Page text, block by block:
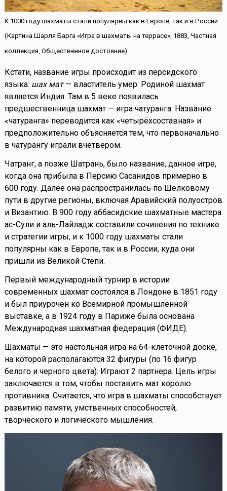
К 1000 году шахматы стали популярны как в Европе, так и в России
(Картина Шарля Барга «Игра в шахматы на террасе», 1883, Частная
коллекция, Общественное достояние)
Кстати, название игры происходит из персидского
языка: шах мат— властитель умер. Родиной шахмат
является Индия. Там в 5 веке появилась
предшественница шахмат — игра чатуранга. Название
«чатуранга» переводится как «четырёхсоставная» и
предположительно объясняется тем, что первоначально
в чатурангу играли вчетвером.
Чатранг, а позже Шатрань, было название, данное игре,
когда она прибыла в Персию Сасанидов примерно в
600 году. Далее она распространилась по Шелковому
пути в другие регионы, включая Аравийский полуостров
и Византию. В 900 году аббасидские шахматные мастера
ас-Сули и аль-Лайладж составили сочинения по технике
и стратегии игры, и к 1000 году шахматы стали
популярны как в Европе, так и в России, куда они
пришли из Великой Степи.
Первый международный турнир в истории
современных шахмат состоялся в Лондоне в 1851 году
и был приурочен ко Всемирной промышленной
выставке, а в 1924 году в Париже была основана
Международная шахматная федерация (ФИДЕ).
Шахматы — это настольная игра на 64-клеточной доске,
на которой располагаются 32 фигуры (по 16 фигур
белого и черного цвета). Играют 2 партнера. Цель игры
заключается в том, чтобы поставить мат королю
противника. Считается, что игра в шахматы способствует
развитию памяти, умственных способностей,
творческого и логического мышления.